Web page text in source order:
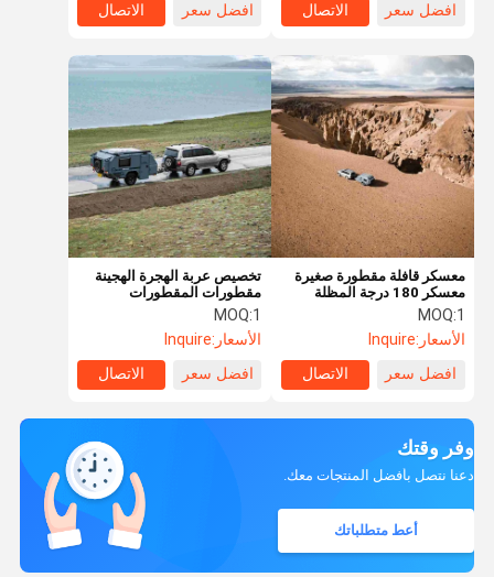
افضل سعر
الاتصال
افضل سعر
الاتصال
تخصيص عربة الهجرة الهجينة
مقطورات المقطورات
الكرافان الهجينة
MOQ:1
الأسعار:Inquire
افضل سعر
الاتصال
معسكر قافلة مقطورة صغيرة
معسكر 180 درجة المظلة
المقطورات السفر خفيفة
الوزن
MOQ:1
الأسعار:Inquire
افضل سعر
الاتصال
وفر وقتك
دعنا نتصل بأفضل المنتجات معك.
أعط متطلباتك